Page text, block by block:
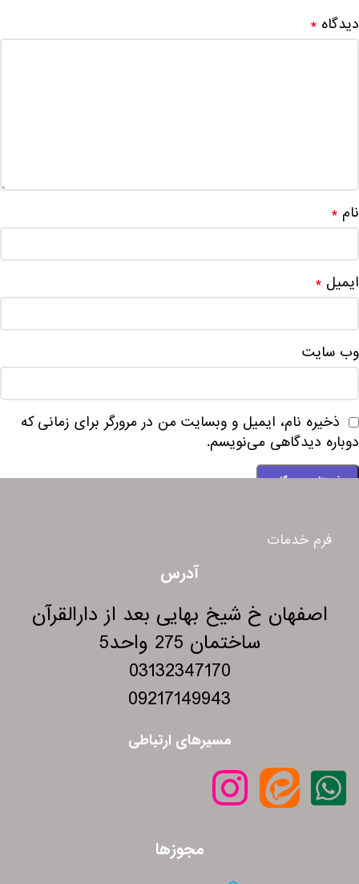
دیدگاه *
نام *
ایمیل *
وب‌ سایت
ذخیره نام، ایمیل و وبسایت من در مرورگر برای زمانی که
دوباره دیدگاهی می‌نویسم.
فرم خدمات
آدرس
اصفهان خ شیخ بهایی بعد از دارالقرآن
ساختمان 275 واحد5
03132347170
09217149943
مسیرهای ارتباطی
مجوزها